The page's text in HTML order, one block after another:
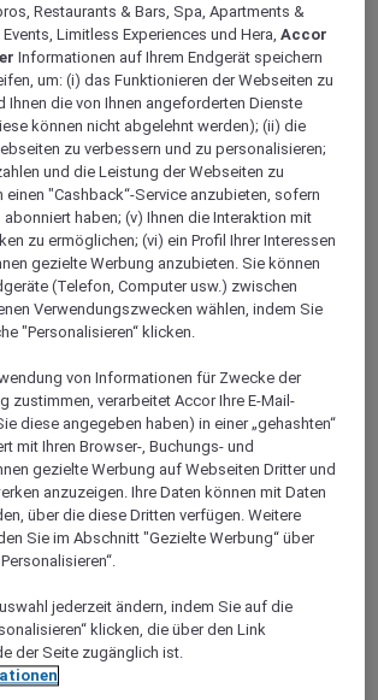
das ganze Jahr
über auf Ihre Aufenthalte
30 Marken
ANMELDEN
auswählen
Sprache bestätigen
Restaurants & Bars, Spa, Apartments &
Limitless Experiences und Hera,Accor
Informationen auf Ihrem Endgerät speichern
um: (i) das Funktionieren der Webseiten zu
Ihnen die von Ihnen angeforderten Dienste
können nicht abgelehnt werden); (ii) die
zu verbessern und zu personalisieren;
und die Leistung der Webseiten zu
einen "Cashback“-Service anzubieten, sofern
haben; (v) Ihnen die Interaktion mit
zu ermöglichen; (vi) ein Profil Ihrer Interessen
gezielte Werbung anzubieten. Sie können
(Telefon, Computer usw.) zwischen
Verwendungszwecken wählen, indem Sie
"Personalisieren“ klicken.
von Informationen für Zwecke der
zustimmen, verarbeitet Accor Ihre E-Mail-
diese angegeben haben) in einer „gehashten“
mit Ihren Browser-, Buchungs- und
gezielte Werbung auf Webseiten Dritter und
anzuzeigen. Ihre Daten können mit Daten
über die diese Dritten verfügen. Weitere
Sie im Abschnitt "Gezielte Werbung“ über
jederzeit ändern, indem Sie auf die
klicken, die über den Link
der Seite zugänglich ist.